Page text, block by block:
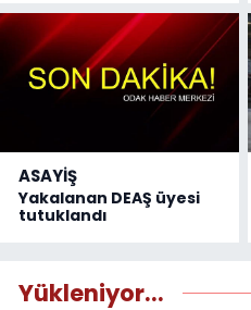
ASAYİŞ
Yakalanan DEAŞ üyesi
tutuklandı
Yükleniyor...